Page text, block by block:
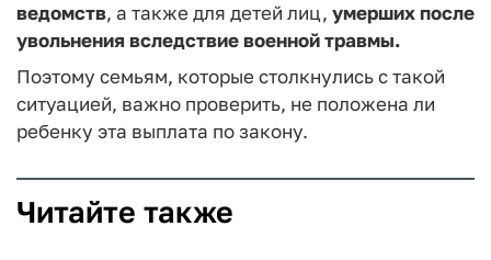
ведомств, а также для детей лиц, умерших после
увольнения вследствие военной травмы.
Поэтому семьям, которые столкнулись с такой
ситуацией, важно проверить, не положена ли
ребенку эта выплата по закону.
Читайте также